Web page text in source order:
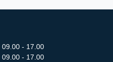
09.00 - 17.00
09.00 - 17.00